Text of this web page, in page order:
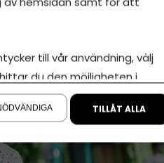
till vår användning, välj
du den möjligheten i
TILLÅT ALLA